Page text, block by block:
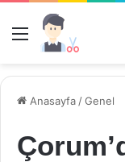
Menü
Anasayfa /Genel